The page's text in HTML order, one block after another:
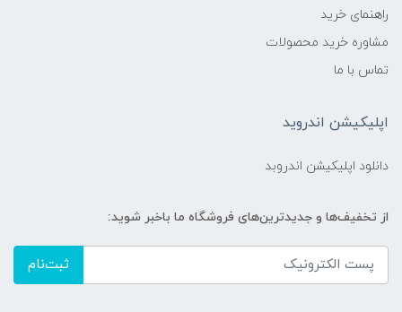
راهنمای خرید
مشاوره خرید محصولات
تماس با ما
اپلیکیشن اندروید
دانلود اپلیکیشن اندروبد
از تخفیف‌ها و جدیدترین‌های فروشگاه ما باخبر شوید:
ثبت‌نام